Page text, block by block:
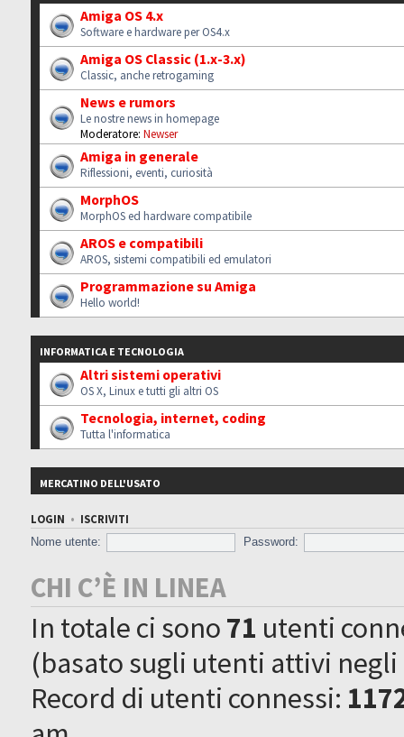
Amiga OS 4.x
Software e hardware per OS4.x
Amiga OS Classic (1.x-3.x)
Classic, anche retrogaming
News e rumors
Le nostre news in homepage
Moderatore: Newser
Amiga in generale
Riflessioni, eventi, curiosità
MorphOS
MorphOS ed hardware compatibile
AROS e compatibili
AROS, sistemi compatibili ed emulatori
Programmazione su Amiga
Hello world!
INFORMATICA E TECNOLOGIA
Altri sistemi operativi
OS X, Linux e tutti gli altri OS
Tecnologia, internet, coding
Tutta l'informatica
MERCATINO DELL'USATO
LOGIN • ISCRIVITI
Nome utente:
Password:
CHI C’È IN LINEA
In totale ci sono71 utenti
(basato sugli utenti attivi
Record di utenti connessi: